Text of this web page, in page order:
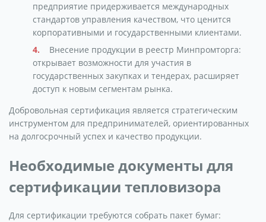
предприятие придерживается международных
стандартов управления качеством, что ценится
корпоративными и государственными клиентами.
Внесение продукции в реестр Минпромторга:
открывает возможности для участия в
государственных закупках и тендерах, расширяет
доступ к новым сегментам рынка.
Добровольная сертификация является стратегическим
инструментом для предпринимателей, ориентированных
на долгосрочный успех и качество продукции.
Необходимые документы для
сертификации тепловизора
Для сертификации требуются собрать пакет бумаг: